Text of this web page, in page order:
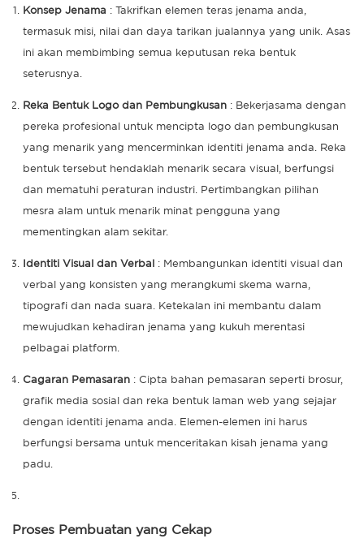
Konsep Jenama : Takrifkan elemen teras jenama anda,
termasuk misi, nilai dan daya tarikan jualannya yang unik. Asas
ini akan membimbing semua keputusan reka bentuk
seterusnya.
Reka Bentuk Logo dan Pembungkusan : Bekerjasama dengan
pereka profesional untuk mencipta logo dan pembungkusan
yang menarik yang mencerminkan identiti jenama anda. Reka
bentuk tersebut hendaklah menarik secara visual, berfungsi
dan mematuhi peraturan industri. Pertimbangkan pilihan
mesra alam untuk menarik minat pengguna yang
mementingkan alam sekitar.
Identiti Visual dan Verbal : Membangunkan identiti visual dan
verbal yang konsisten yang merangkumi skema warna,
tipografi dan nada suara. Ketekalan ini membantu dalam
mewujudkan kehadiran jenama yang kukuh merentasi
pelbagai platform.
Cagaran Pemasaran : Cipta bahan pemasaran seperti brosur,
grafik media sosial dan reka bentuk laman web yang sejajar
dengan identiti jenama anda. Elemen-elemen ini harus
berfungsi bersama untuk menceritakan kisah jenama yang
padu.
Proses Pembuatan yang Cekap